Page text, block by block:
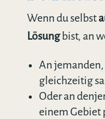
Wenn du selbst
Lösungbist, an
An
gleichzeitig
Oder an
einem Gebiet